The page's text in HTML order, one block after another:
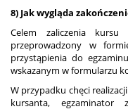
8) Jak wygląda
Celem zaliczenia kursu
przeprowadzony w
przystąpienia do
wskazanym w formularzu
W przypadku chęci
kursanta, egzaminator